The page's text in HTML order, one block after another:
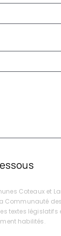
Coteaux et
Communauté
textes
habilités.